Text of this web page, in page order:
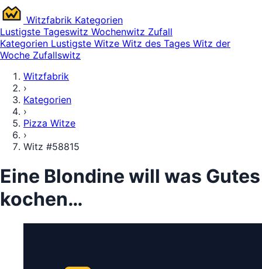
Witzfabrik Kategorien
Lustigste Tageswitz Wochenwitz Zufall
Kategorien Lustigste Witze Witz des Tages Witz der
Woche Zufallswitz
Witzfabrik
›
Kategorien
›
Pizza Witze
›
Witz #58815
Eine Blondine will was Gutes
kochen…